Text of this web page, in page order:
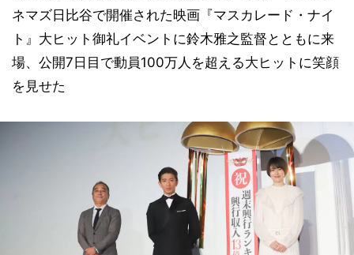
ネマズ日比谷で開催された映画『マスカレード・ナイ
ト』大ヒット御礼イベントに鈴木雅之監督とともに来
場、公開7日目で動員100万人を超える大ヒットに笑顔
を見せた